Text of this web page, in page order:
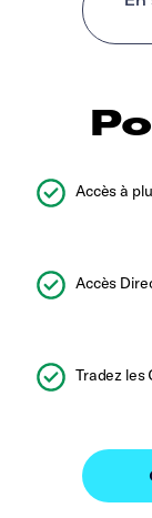
Accès à
Accès
Tradez les